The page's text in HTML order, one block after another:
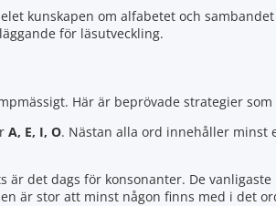
kunskapen om alfabetet och
för läsutveckling.
Här är beprövade strategier
A, E, I, O. Nästan alla ord innehåller minst
är det dags för konsonanter. De
är stor att minst någon finns med i det